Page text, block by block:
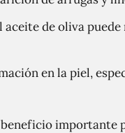
de oliva
en la piel,
importante